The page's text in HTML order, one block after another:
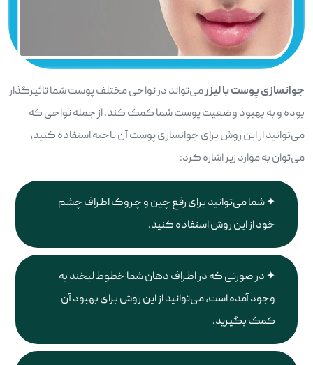
جوانسازی پوست با لیزرمی‌تواند در نواحی مختلف پوست شما تاثیرگذار
بوده و به بهبود وضعیت پوست شما کمک کند. از جمله نواحی که
می‌توانید از این روش برای جوانسازی پوست آن ناحیه استفاده کنید،
می‌توان به موارد زیر اشاره کرد:
شما می‌توانید برای رفع چین و چروک اطراف چشم
خود از این روش استفاده کنید.
در صورتی که در اطراف دهان شما خطوط لبخند به
وجود آمده است، می‌توانید از این روش برای بهبود آن
کمک بگیرید.